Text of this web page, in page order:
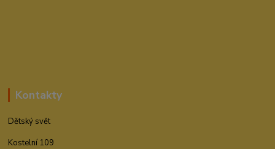
Kontakty
Dětský svět
Kostelní 109